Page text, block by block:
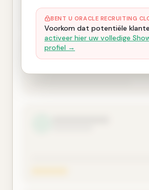
BENT U ORACLE RECRUITING
Voorkom dat potentiële
activeer hier uw volledige
profiel →